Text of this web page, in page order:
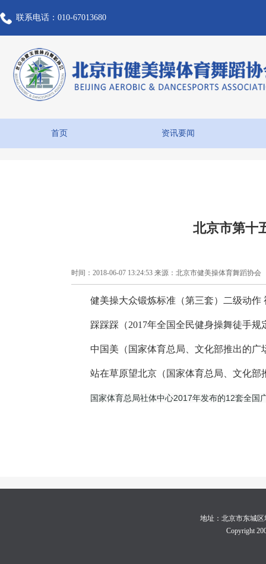
联系电话：010-67013680
首页 资讯要闻
北京市第十
时间：2018-06-07 13:24:53 来源：北京市健美操体育舞蹈协会
健美操大众锻炼标准（第三套）二级动作
踩踩踩（2017年全国全民健身操舞徒手
中国美（国家体育总局、文化部推出的
站在草原望北京（国家体育总局、文化
国家体育总局社体中心2017年发布的12套全国
地址：北京市东城区
Copyright